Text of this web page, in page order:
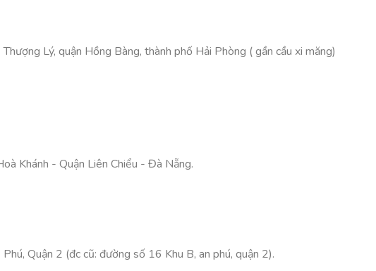
Lý, quận Hồng Bàng, thành phố Hải Phòng ( gần cầu xi măng)
Khánh - Quận Liên Chiểu - Đà Nẵng.
Quận 2 (đc cũ: đường số 16 Khu B, an phú, quận 2).